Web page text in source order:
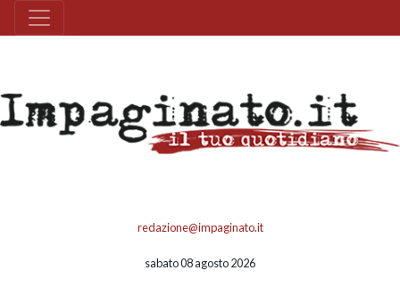
redazione@impaginato.it
sabato 08 agosto 2026